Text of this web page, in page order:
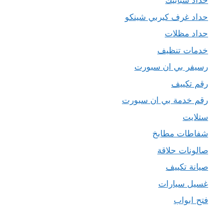
حداد غرف كيربي شينكو
حداد مظلات
خدمات تنظيف
رسيفر بي ان سبورت
رقم تكييف
رقم خدمة بي ان سبورت
ستلايت
شفاطات مطابخ
صالونات حلاقة
صيانة تكييف
غسيل سيارات
فتح ابواب